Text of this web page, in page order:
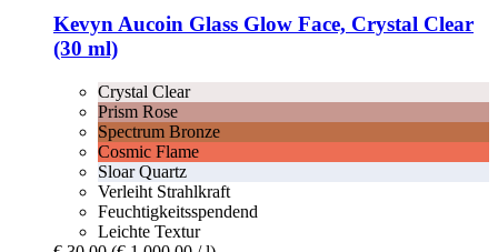
Kevyn Aucoin Glass Glow Face, Crystal Clear
(30 ml)
Crystal Clear
Prism Rose
Spectrum Bronze
Cosmic Flame
Sloar Quartz
Verleiht Strahlkraft
Feuchtigkeitsspendend
Leichte Textur